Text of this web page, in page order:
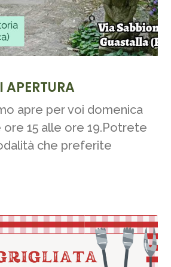
apre per voi domenica
ore 15 alle ore 19.Potrete
che preferite